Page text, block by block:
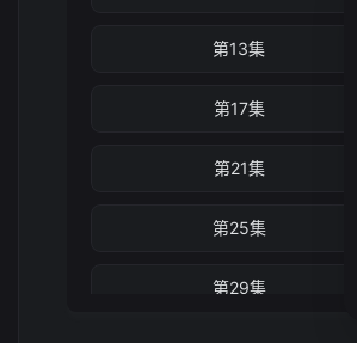
第13集
第17集
第21集
第25集
第29集